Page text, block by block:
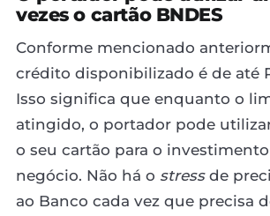
vezes o cartão BNDES
Conforme mencionado
crédito disponibilizado é de até
Isso significa que enquanto o
atingido, o portador pode
o seu cartão para o
negócio. Não há o stressde
ao Banco cada vez que precisa